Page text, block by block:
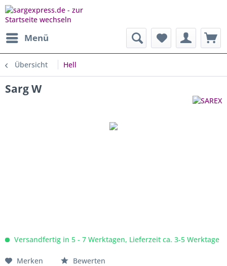
Menü
Übersicht Hell
Sarg W
Versandfertig in 5 - 7 Werktagen, Lieferzeit ca. 3-5 Werktage
Merken Bewerten